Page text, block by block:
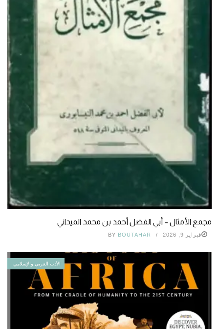
مجمع الأمثال – أبي الفضل أحمد بن محمد الميداني
فبراير 9, 2026 BY BOUTAHAR
الأدب العربي والإسلامي